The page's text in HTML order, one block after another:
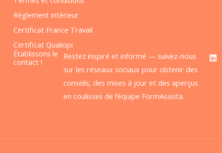
Règlement intérieur
Certificat France Travail
Certificat Qualiopi
Établissons le
contact !
Restez inspiré et informé — suivez-nous
sur les réseaux sociaux pour obtenir des
conseils, des mises à jour et des aperçus
en coulisses de l’équipe FormAssista.
F
a
L
i